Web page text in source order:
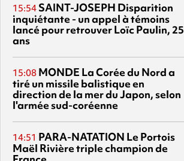
15:54 SAINT-JOSEPH Disparition
inquiétante - un appel à témoins
lancé pour retrouver Loïc Paulin, 25
ans
15:08 MONDE La Corée du Nord a
tiré un missile balistique en
direction de la mer du Japon, selon
l'armée sud-coréenne
14:51 PARA-NATATION Le Portois
Maël Rivière triple champion de